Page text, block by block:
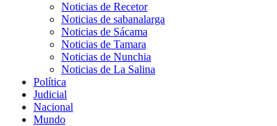
Noticias de Recetor
Noticias de sabanalarga
Noticias de Sácama
Noticias de Tamara
Noticias de Nunchia
Noticias de La Salina
Política
Judicial
Nacional
Mundo